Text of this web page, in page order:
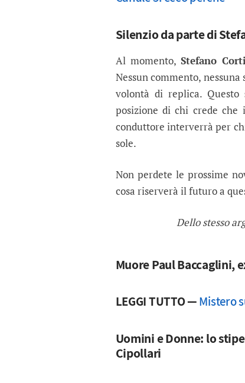
Silenzio da parte di
Al momento, Stefano
Nessun commento,
volontà di replica. Questo
posizione di chi crede
conduttore interverrà per
sole.
Non perdete le prossime
cosa riserverà il futuro a
Dello stesso
Muore Paul Baccaglini,
LEGGI TUTTO —Mistero
Uomini e Donne: lo
Cipollari